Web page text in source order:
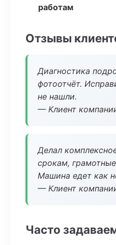
работам
Отзывы
Диагностика
фотоотчёт.
не нашли.
— Клиент
Делал
срокам,
Машина едет как
— Клиент
Часто